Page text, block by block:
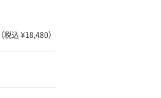
（税込 ¥18,480）